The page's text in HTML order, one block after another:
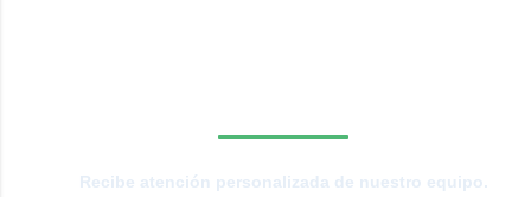
Recibe atención personalizada de nuestro equipo.